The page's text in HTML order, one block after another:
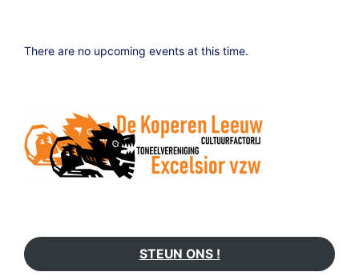
There are no upcoming events at this time.
STEUN ONS !